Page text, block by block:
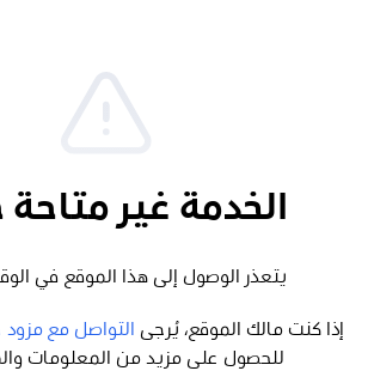
الخدمة غير متاحة
يتعذر الوصول إلى هذا الموقع في
إذا كنت مالك الموقع، يُرجى
التواصل مع
للحصول على مزيد من المعلومات